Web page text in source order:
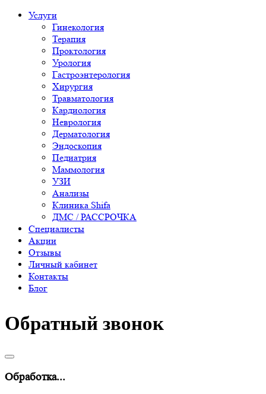
Услуги
Гинекология
Терапия
Проктология
Урология
Гастроэнтерология
Хирургия
Травматология
Кардиология
Неврология
Дерматология
Эндоскопия
Педиатрия
Маммология
УЗИ
Анализы
Клиника Shifa
ДМС / РАССРОЧКА
Специалисты
Акции
Отзывы
Личный кабинет
Контакты
Блог
Обратный звонок
Обработка...